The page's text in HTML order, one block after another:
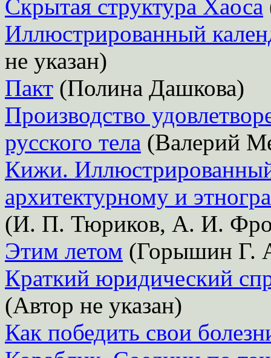
Скрытая структура Хаоса
Иллюстрированный
не указан)
Пакт (Полина Дашкова)
Производство
русского тела (Валерий
Кижи.
архитектурному и
(И. П. Тюриков, А. И.
Этим летом (Горышин Г.
Краткий юридический
(Автор не указан)
Как победить свои